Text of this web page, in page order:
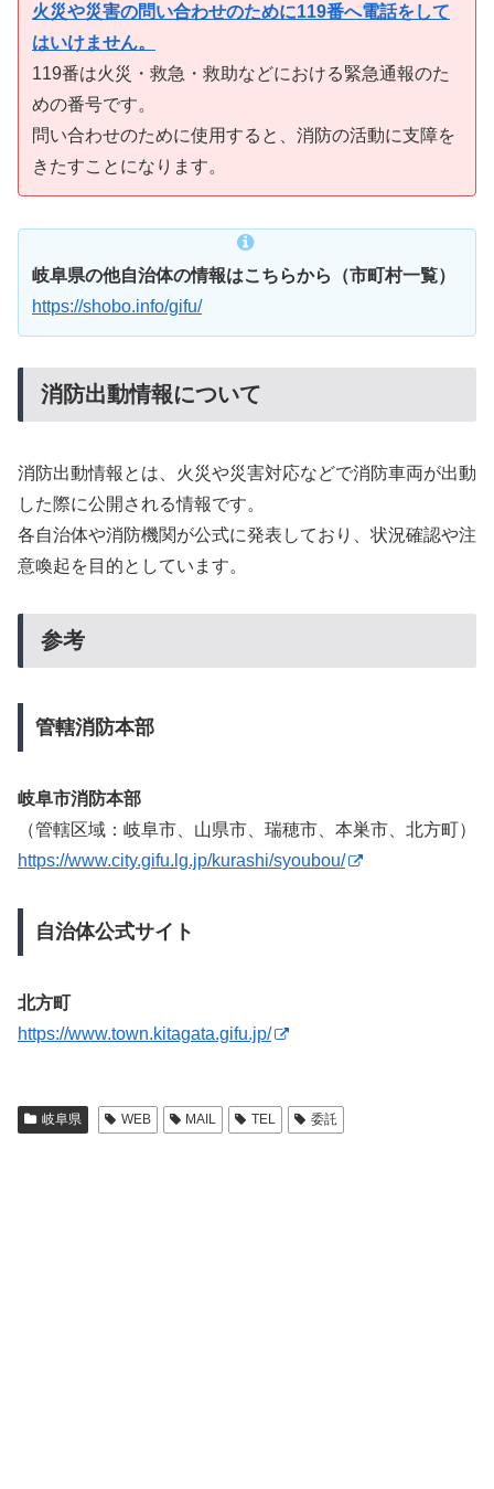
火災や災害の問い合わせのために119番へ電話をして
はいけません。
119番は火災・救急・救助などにおける緊急通報のた
めの番号です。
問い合わせのために使用すると、消防の活動に支障を
きたすことになります。
岐阜県の他自治体の情報はこちらから（市町村一覧）
https://shobo.info/gifu/
消防出動情報について
消防出動情報とは、火災や災害対応などで消防車両が出動
した際に公開される情報です。
各自治体や消防機関が公式に発表しており、状況確認や注
意喚起を目的としています。
参考
管轄消防本部
岐阜市消防本部
（管轄区域：岐阜市、山県市、瑞穂市、本巣市、北方町）
https://www.city.gifu.lg.jp/kurashi/syoubou/
自治体公式サイト
北方町
https://www.town.kitagata.gifu.jp/
岐阜県 WEB MAIL TEL 委託